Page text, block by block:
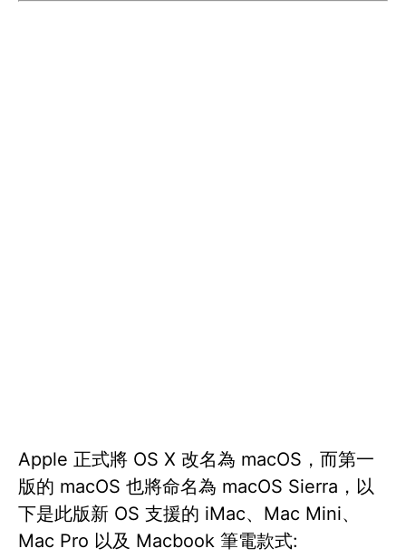
Apple 正式將 OS X 改名為 macOS，而第一
版的 macOS 也將命名為 macOS Sierra，以
下是此版新 OS 支援的 iMac、Mac Mini、
Mac Pro 以及 Macbook 筆電款式: